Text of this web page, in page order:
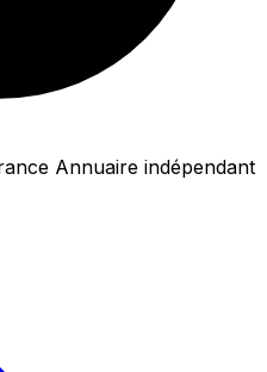
Annuaire indépendant